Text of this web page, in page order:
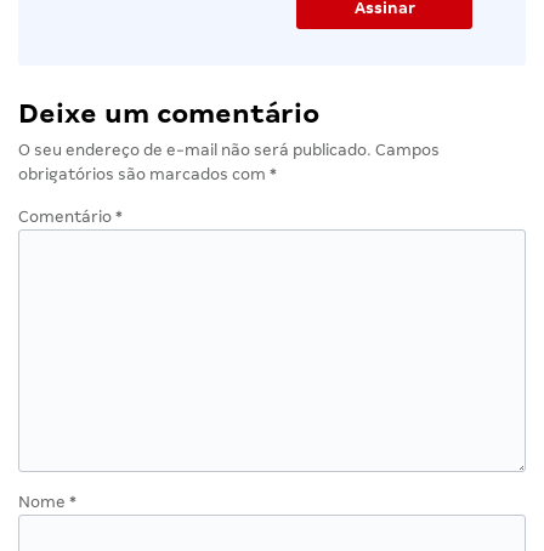
Deixe um comentário
O seu endereço de e-mail não será publicado. Campos
obrigatórios são marcados com *
Comentário *
Nome *